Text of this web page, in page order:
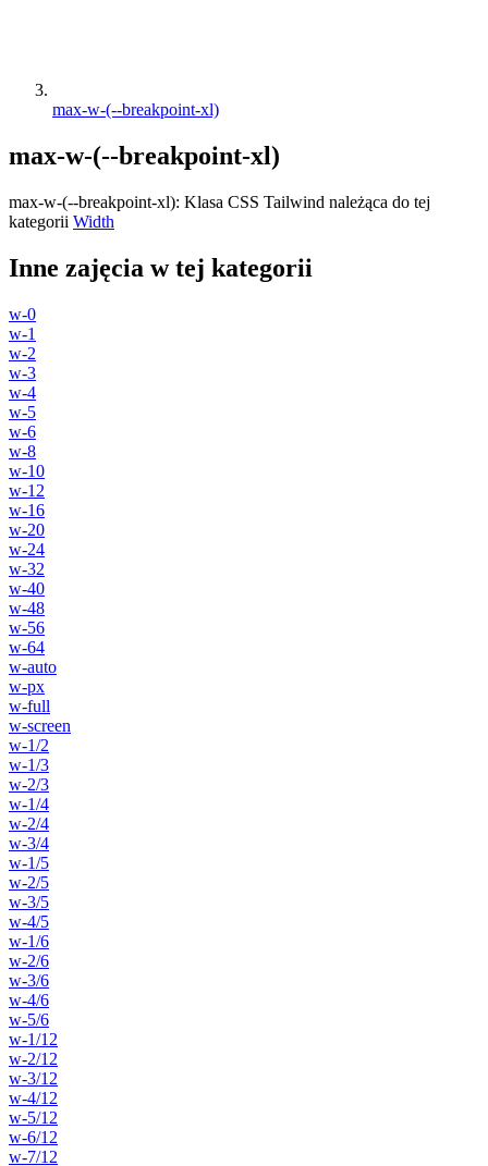
max-w-(--breakpoint-xl)
max-w-(--breakpoint-xl)
max-w-(--breakpoint-xl): Klasa CSS Tailwind należąca do tej
kategorii Width
Inne zajęcia w tej kategorii
w-0
w-1
w-2
w-3
w-4
w-5
w-6
w-8
w-10
w-12
w-16
w-20
w-24
w-32
w-40
w-48
w-56
w-64
w-auto
w-px
w-full
w-screen
w-1/2
w-1/3
w-2/3
w-1/4
w-2/4
w-3/4
w-1/5
w-2/5
w-3/5
w-4/5
w-1/6
w-2/6
w-3/6
w-4/6
w-5/6
w-1/12
w-2/12
w-3/12
w-4/12
w-5/12
w-6/12
w-7/12